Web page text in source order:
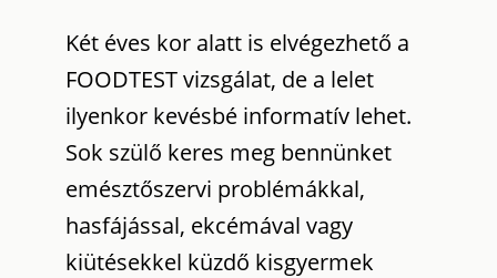
Két éves kor alatt is elvégezhető a
FOODTEST vizsgálat, de a lelet
ilyenkor kevésbé informatív lehet.
Sok szülő keres meg bennünket
emésztőszervi problémákkal,
hasfájással, ekcémával vagy
kiütésekkel küzdő kisgyermek